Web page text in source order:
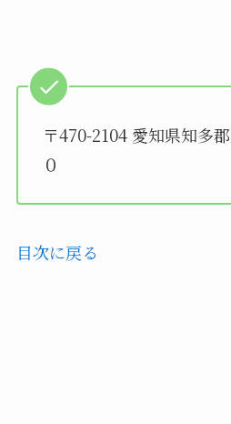
〒470-2104 愛知県知多
０
目次に戻る